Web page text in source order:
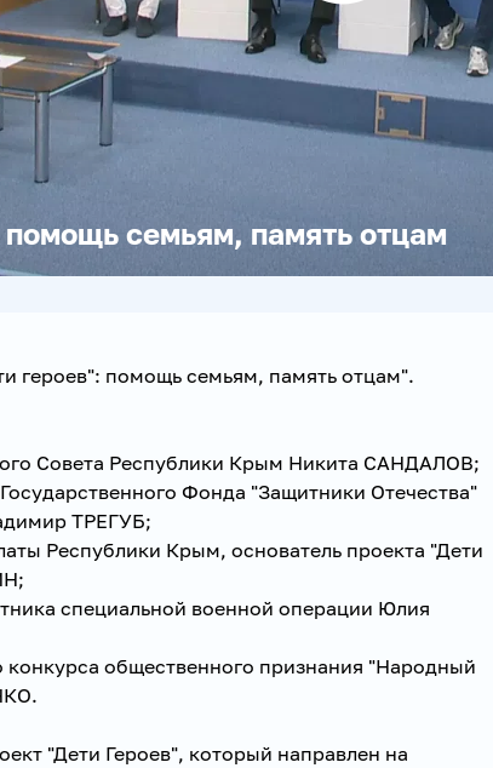
Воспроизвести
видео
семьям, память отцам
героев": помощь семьям, память отцам".
Совета Республики Крым Никита САНДАЛОВ;
Фонда "Защитники Отечества"
ТРЕГУБ;
Республики Крым, основатель проекта "Дети
специальной военной операции Юлия
конкурса общественного признания "Народный
"Дети Героев", который направлен на